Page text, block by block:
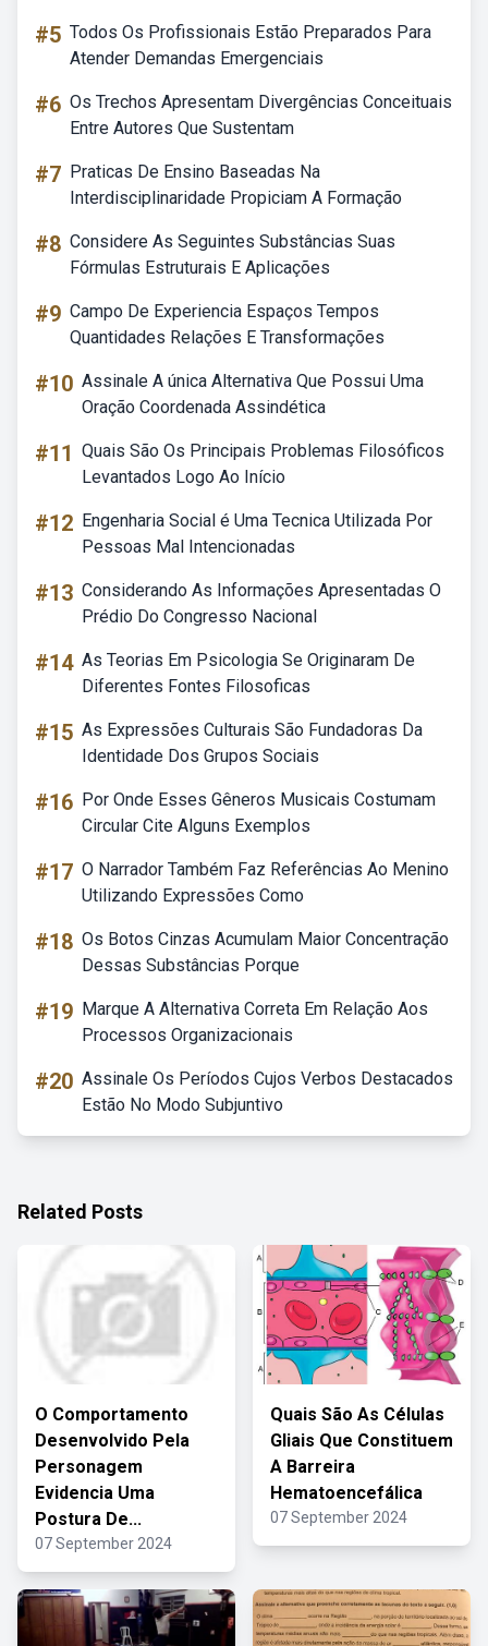
#5 Todos Os Profissionais Estão Preparados Para
Atender Demandas Emergenciais
#6 Os Trechos Apresentam Divergências Conceituais
Entre Autores Que Sustentam
#7 Praticas De Ensino Baseadas Na
Interdisciplinaridade Propiciam A Formação
#8 Considere As Seguintes Substâncias Suas
Fórmulas Estruturais E Aplicações
#9 Campo De Experiencia Espaços Tempos
Quantidades Relações E Transformações
#10 Assinale A única Alternativa Que Possui Uma
Oração Coordenada Assindética
#11 Quais São Os Principais Problemas Filosóficos
Levantados Logo Ao Início
#12 Engenharia Social é Uma Tecnica Utilizada Por
Pessoas Mal Intencionadas
#13 Considerando As Informações Apresentadas O
Prédio Do Congresso Nacional
#14 As Teorias Em Psicologia Se Originaram De
Diferentes Fontes Filosoficas
#15 As Expressões Culturais São Fundadoras Da
Identidade Dos Grupos Sociais
#16 Por Onde Esses Gêneros Musicais Costumam
Circular Cite Alguns Exemplos
#17 O Narrador Também Faz Referências Ao Menino
Utilizando Expressões Como
#18 Os Botos Cinzas Acumulam Maior Concentração
Dessas Substâncias Porque
#19 Marque A Alternativa Correta Em Relação Aos
Processos Organizacionais
#20 Assinale Os Períodos Cujos Verbos Destacados
Estão No Modo Subjuntivo
Related Posts
O Comportamento
Desenvolvido Pela
Personagem
Evidencia Uma
Postura De...
07 September 2024
Quais São As Células
Gliais Que Constituem
A Barreira
Hematoencefálica
07 September 2024